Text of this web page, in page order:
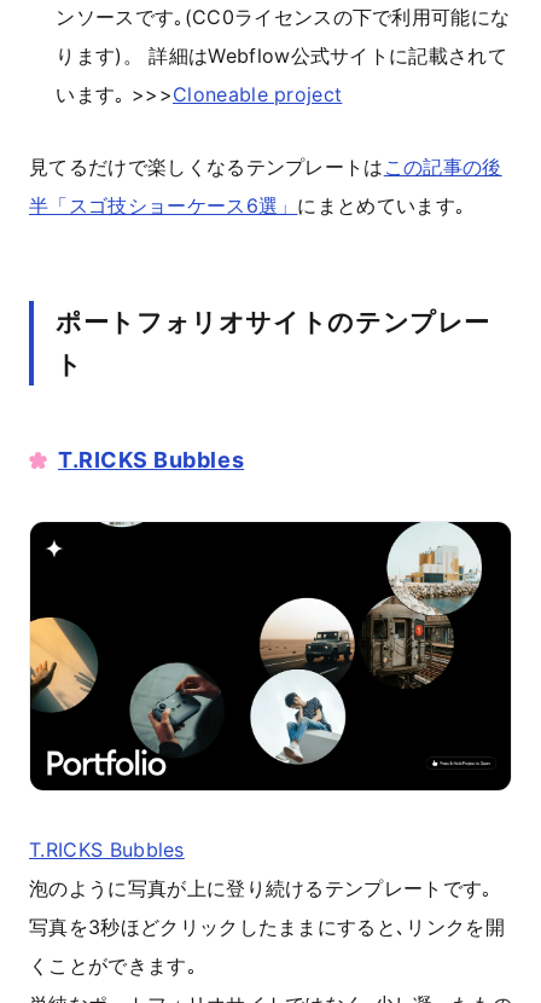
ンソースです｡(CC0ライセンスの下で利用可能にな
ります)。 詳細はWebflow公式サイトに記載されて
います｡ >>>Cloneable project
見てるだけで楽しくなるテンプレートは この記事の後
半「スゴ技ショーケース6選」 にまとめています｡
ポートフォリオサイトのテンプレー
ト
T.RICKS Bubbles
T.RICKS Bubbles
泡のように写真が上に登り続けるテンプレートです｡
写真を3秒ほどクリックしたままにすると､リンクを開
くことができます｡